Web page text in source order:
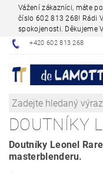
Vážení zákazníci, máte
číslo 602 813 268! Rádi
spokojenosti. Děkujeme
+420 602 813 268
DOUTNÍKY
Doutníky Leonel
masterblenderu.